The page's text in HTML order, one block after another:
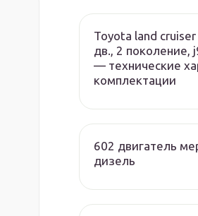
Toyota land
дв., 2
— технические
комплектации
602 двигатель
дизель